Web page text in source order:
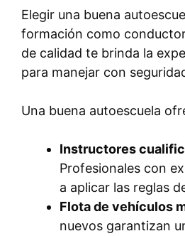
Elegir una buena
formación como
de calidad te brinda la
para manejar con
Una buena autoescuela
Instructores
Profesionales con
a aplicar las reglas
Flota de vehículos
nuevos garantizan